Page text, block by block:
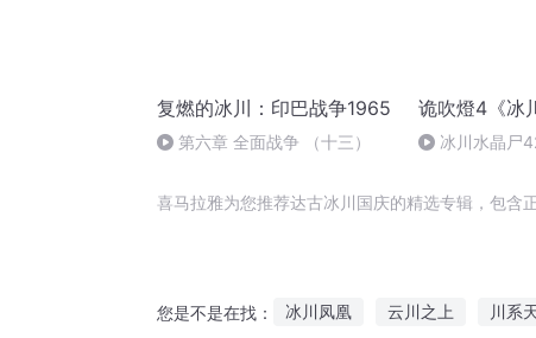
复燃的冰川：印巴战争1965
第六章 全面战争 （十三）
诡吹燈4《冰
冰川水晶尸
喜马拉雅为您推荐达古冰川国庆的精选专辑，包含
您是不是在找： 冰川凤凰 云川之上 川系